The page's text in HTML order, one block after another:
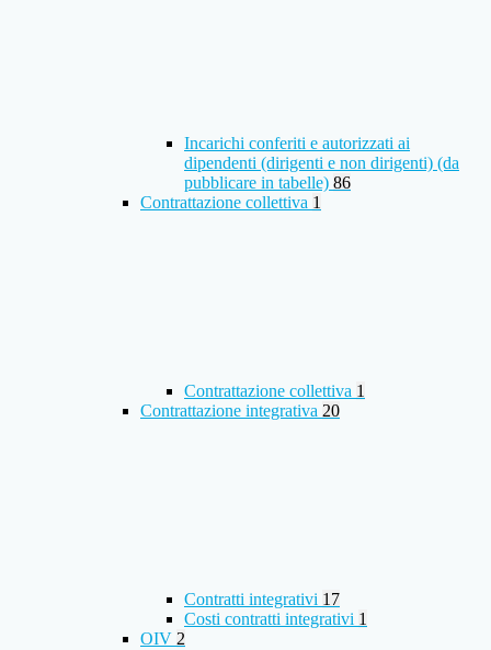
Incarichi conferiti e autorizzati ai
dipendenti (dirigenti e non dirigenti) (da
pubblicare in tabelle) 86
Contrattazione collettiva 1
Contrattazione collettiva 1
Contrattazione integrativa 20
Contratti integrativi 17
Costi contratti integrativi 1
OIV 2